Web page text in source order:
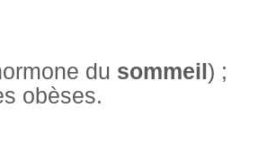
du sommeil) ;
obèses.